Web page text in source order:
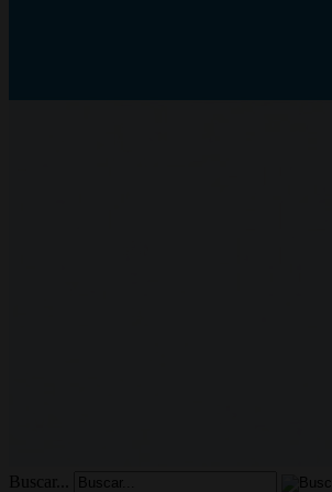
Buscar...